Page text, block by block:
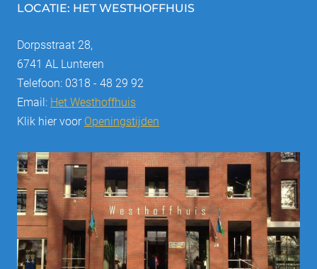
LOCATIE: HET WESTHOFFHUIS
Dorpsstraat 28,
6741 AL Lunteren
Telefoon: 0318 - 48 29 92
Email: Het Westhoffhuis
Klik hier voor Openingstijden